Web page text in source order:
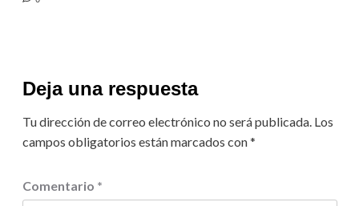
Deja una respuesta
Tu dirección de correo electrónico no será publicada. Los
campos obligatorios están marcados con*
Comentario *